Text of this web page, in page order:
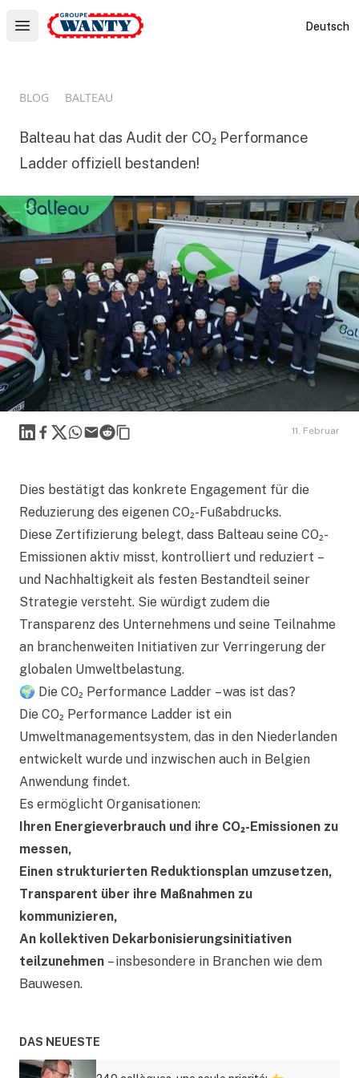
Open main menu
Le Groupe Wanty Deutsch
BLOG BALTEAU
Balteau hat das Audit der CO₂ Performance
Ladder offiziell bestanden!
Linkedin
Facebook
X WhatsApp
MailReddit 11. Februar
Dies bestätigt das konkrete Engagement für die
Reduzierung des eigenen CO₂-Fußabdrucks.
Diese Zertifizierung belegt, dass Balteau seine CO₂-
Emissionen aktiv misst, kontrolliert und reduziert –
und Nachhaltigkeit als festen Bestandteil seiner
Strategie versteht. Sie würdigt zudem die
Transparenz des Unternehmens und seine Teilnahme
an branchenweiten Initiativen zur Verringerung der
globalen Umweltbelastung.
🌍 Die CO₂ Performance Ladder – was ist das?
Die CO₂ Performance Ladder ist ein
Umweltmanagementsystem, das in den Niederlanden
entwickelt wurde und inzwischen auch in Belgien
Anwendung findet.
Es ermöglicht Organisationen:
Ihren Energieverbrauch und ihre CO₂-Emissionen zu
messen,
Einen strukturierten Reduktionsplan umzusetzen,
Transparent über ihre Maßnahmen zu
kommunizieren,
An kollektiven Dekarbonisierungsinitiativen
teilzunehmen – insbesondere in Branchen wie dem
Bauwesen.
DAS NEUESTE